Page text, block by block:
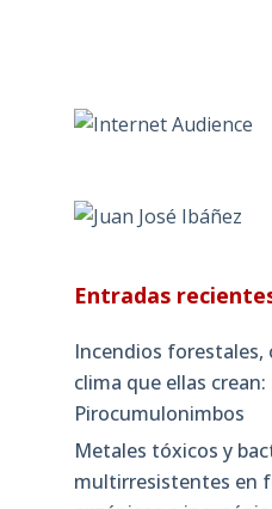
Entradas
Incendios forestales,
clima que ellas crean:
Pirocumulonimbos
Metales tóxicos y
multirresistentes en